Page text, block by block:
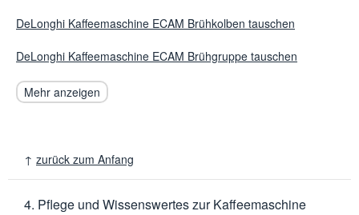
DeLonghi Kaffeemaschine ECAM Brühkolben tauschen
DeLonghi Kaffeemaschine ECAM Brühgruppe tauschen
Mehr anzeigen
↑ zurück zum Anfang
4. Pflege und Wissenswertes zur Kaffeemaschine